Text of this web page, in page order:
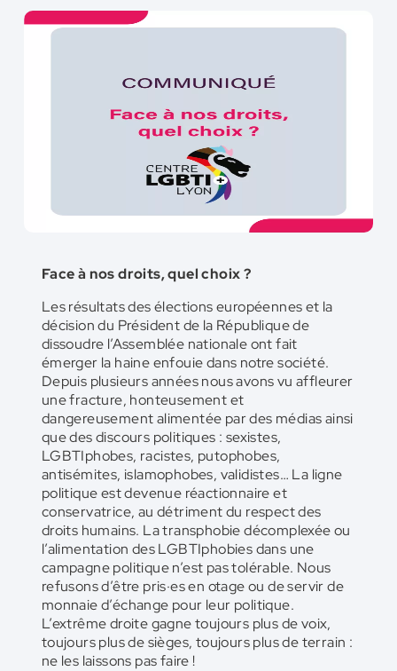
Face à nos droits, quel choix ?
Les résultats des élections européennes et la
décision du Président de la République de
dissoudre l’Assemblée nationale ont fait
émerger la haine enfouie dans notre société.
Depuis plusieurs années nous avons vu affleurer
une fracture, honteusement et
dangereusement alimentée par des médias ainsi
que des discours politiques : sexistes,
LGBTIphobes, racistes, putophobes,
antisémites, islamophobes, validistes… La ligne
politique est devenue réactionnaire et
conservatrice, au détriment du respect des
droits humains. La transphobie décomplexée ou
l’alimentation des LGBTIphobies dans une
campagne politique n’est pas tolérable. Nous
refusons d’être pris·es en otage ou de servir de
monnaie d’échange pour leur politique.
L’extrême droite gagne toujours plus de voix,
toujours plus de sièges, toujours plus de terrain :
ne les laissons pas faire !